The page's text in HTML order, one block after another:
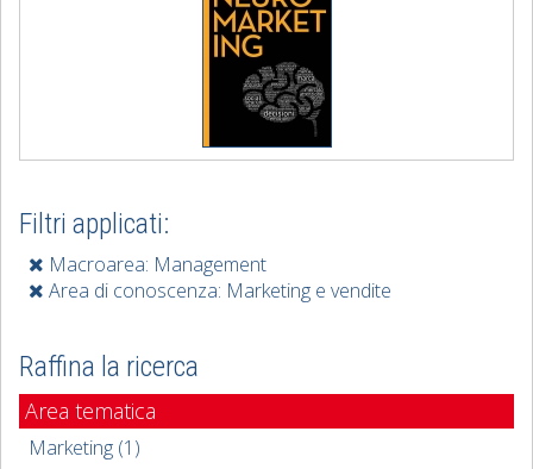
Filtri applicati:
Macroarea: Management
Area di conoscenza: Marketing e vendite
Raffina la ricerca
Area tematica
Marketing (1)